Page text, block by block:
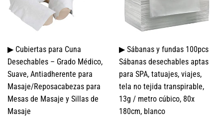
▶ Cubiertas para Cuna
Desechables – Grado Médico,
Suave, Antiadherente para
Masaje/Reposacabezas para
Mesas de Masaje y Sillas de
Masaje
▶ Sábanas y fundas 100pcs
Sábanas desechables aptas
para SPA, tatuajes, viajes,
tela no tejida transpirable,
13g / metro cúbico, 80x
180cm, blanco